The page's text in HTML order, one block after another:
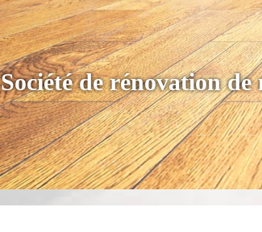
Société de rénovation